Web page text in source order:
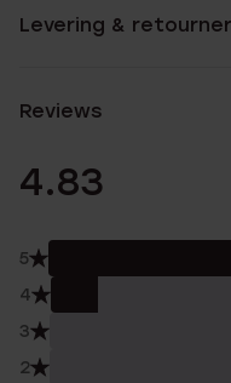
Levering &
Reviews
4.83
5
4
3
2